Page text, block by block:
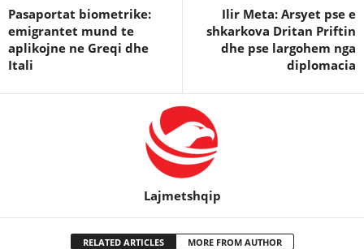
Pasaportat biometrike:
emigrantet mund te
aplikojne ne Greqi dhe
Itali
Ilir Meta: Arsyet pse e
shkarkova Dritan Priftin
dhe pse largohem nga
diplomacia
Lajmetshqip
RELATED ARTICLES MORE FROM AUTHOR